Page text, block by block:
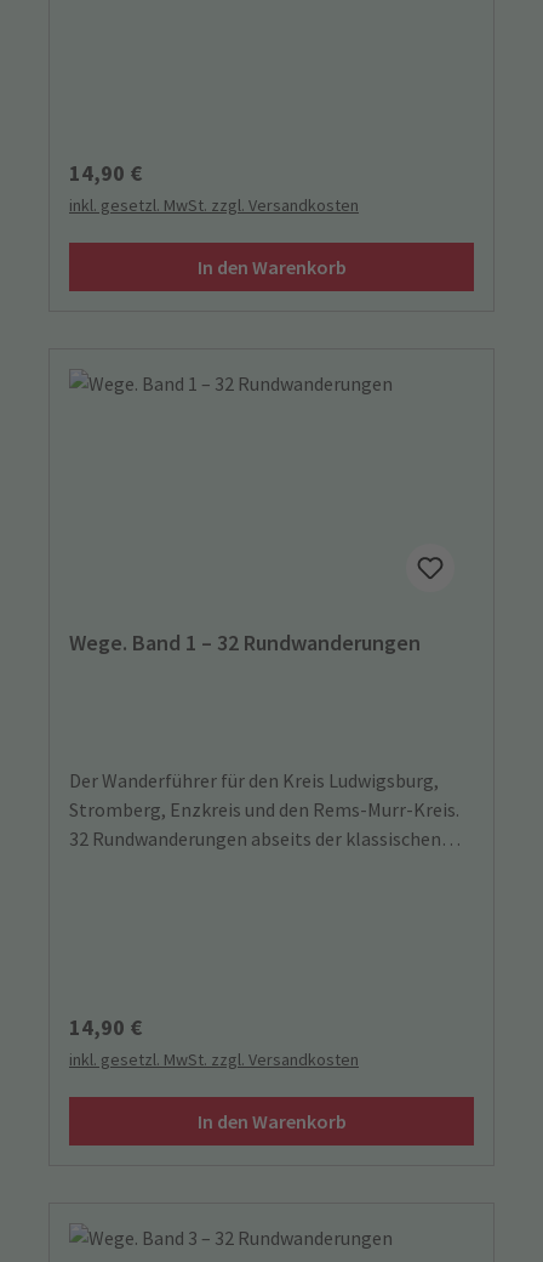
Regulärer Preis:
14,90 €
inkl. gesetzl. MwSt. zzgl. Versandkosten
In den Warenkorb
Wege. Band 1 – 32 Rundwanderungen
Der Wanderführer für den Kreis Ludwigsburg,
Stromberg, Enzkreis und den Rems-Murr-Kreis.
32 Rundwanderungen abseits der klassischen
Regulärer Preis:
14,90 €
inkl. gesetzl. MwSt. zzgl. Versandkosten
In den Warenkorb